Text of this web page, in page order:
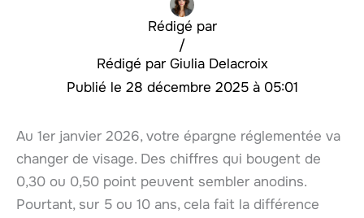
Rédigé par
Giulia Delacroix
/
28 décembre 2025 à 05:01
Au 1er janvier 2026, votre épargne réglementée va
changer de visage. Des chiffres qui bougent de
0,30 ou 0,50 point peuvent sembler anodins.
Pourtant, sur 5 ou 10 ans, cela fait la différence